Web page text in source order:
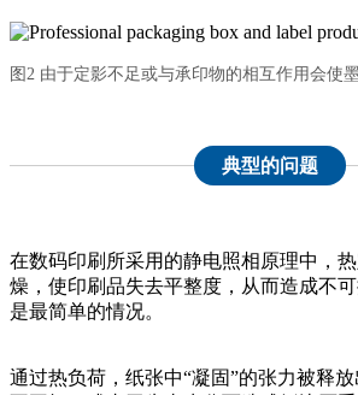
图2 由于定影不足或与承印物的相互作用会使墨
典型的问题
在数码印刷所采用的静电照相原理中，
燥，使印刷品失去平整度，从而造成不
是最简单的情况。
通过热负荷，纸张中“凝固”的张力被释